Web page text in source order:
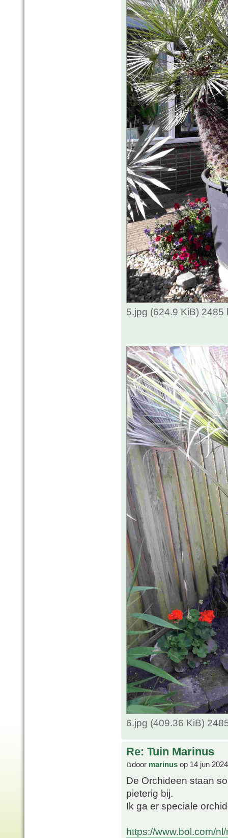
5.jpg (624.9 KiB) 2485
6.jpg (409.36 KiB)
Re: Tuin Marinus
door marinus op 14 jun
De Orchideen staan
pieterig bij.
Ik ga er speciale
https://www.bol.com/